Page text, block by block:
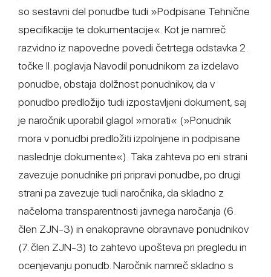
so sestavni del ponudbe tudi »Podpisane Tehnične
specifikacije te dokumentacije«. Kot je namreč
razvidno iz napovedne povedi četrtega odstavka 2.
točke II. poglavja Navodil ponudnikom za izdelavo
ponudbe, obstaja dolžnost ponudnikov, da v
ponudbo predložijo tudi izpostavljeni dokument, saj
je naročnik uporabil glagol »morati« (»Ponudnik
mora v ponudbi predložiti izpolnjene in podpisane
naslednje dokumente«). Taka zahteva po eni strani
zavezuje ponudnike pri pripravi ponudbe, po drugi
strani pa zavezuje tudi naročnika, da skladno z
načeloma transparentnosti javnega naročanja (6.
člen ZJN-3) in enakopravne obravnave ponudnikov
(7. člen ZJN-3) to zahtevo upošteva pri pregledu in
ocenjevanju ponudb. Naročnik namreč skladno s